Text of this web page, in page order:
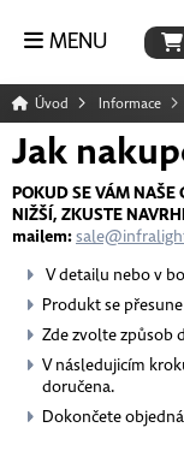
MENU
Úvod Informace
Jak
POKUD SE VÁM NAŠE
NIŽŠÍ, ZKUSTE
mailem:
V detailu nebo v
Produkt se
Zde zvolte způsob
V následujicím
doručena.
Dokončete